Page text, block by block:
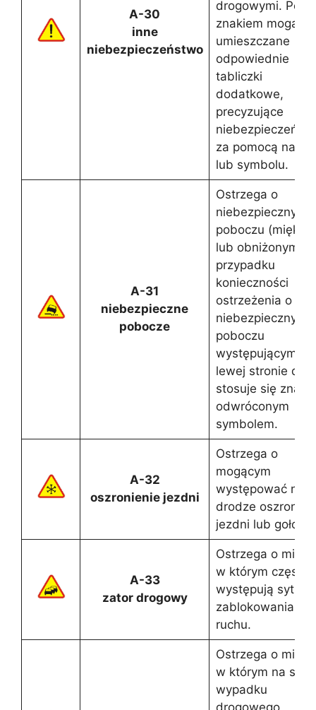
A-30
inne
niebezpieczeństwo
drogowymi. Pod
znakiem mogą
umieszczane
odpowiednie
tabliczki
dodatkowe,
precyzujące
za pomocą
lub symbolu.
A-31
niebezpieczne
pobocze
Ostrzega o
niebezpiecznym
poboczu
lub obniżonym).
przypadku
konieczności
ostrzeżenia o
niebezpiecznym
poboczu
występującym po
lewej stronie
stosuje się znak z
odwróconym
symbolem.
A-32
oszronienie jezdni
Ostrzega o
mogącym
występować na
drodze
jezdni lub
A-33
zator drogowy
Ostrzega o
w którym często
występują
zablokowania
ruchu.
Ostrzega o
w którym na
wypadku
drogowego